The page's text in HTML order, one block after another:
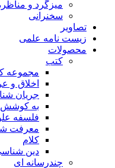
میزگرد و
سخنرانی
تصاویر
زیست نامه علمی
محصولات
کتب
مجموعه
اخلاق و
جریان
به کوشش
فلسفه
معرفت
کلام
دین
چندرسانه ای